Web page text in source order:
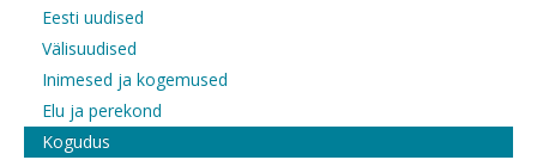
Eesti uudised
Välisuudised
Inimesed ja kogemused
Elu ja perekond
Kogudus